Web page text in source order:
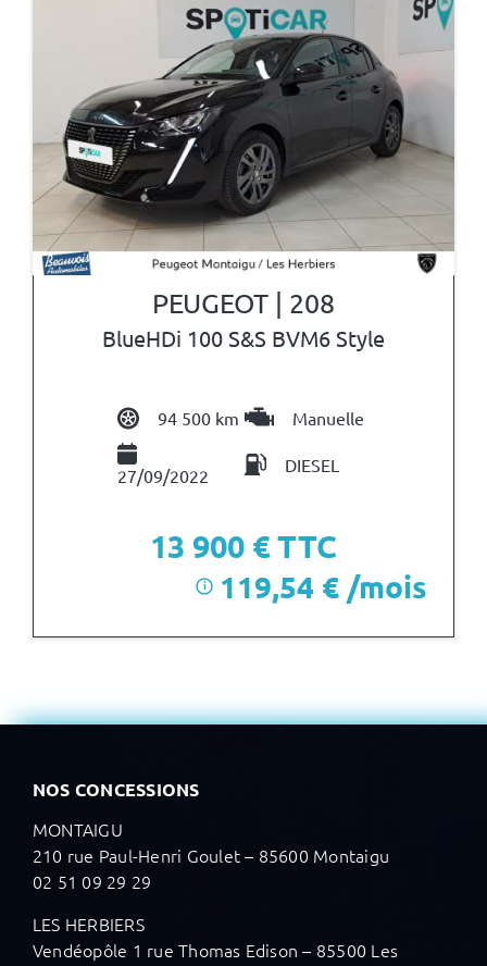
PEUGEOT | 208
BlueHDi 100 S&S BVM6 Style
94 500 km Manuelle
27/09/2022 DIESEL
13 900 € TTC
i 119,54 € /mois
NOS CONCESSIONS
MONTAIGU
210 rue Paul-Henri Goulet – 85600 Montaigu
02 51 09 29 29
LES HERBIERS
Vendéopôle 1 rue Thomas Edison – 85500 Les